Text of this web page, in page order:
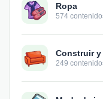
Ropa
574
Construir y
249